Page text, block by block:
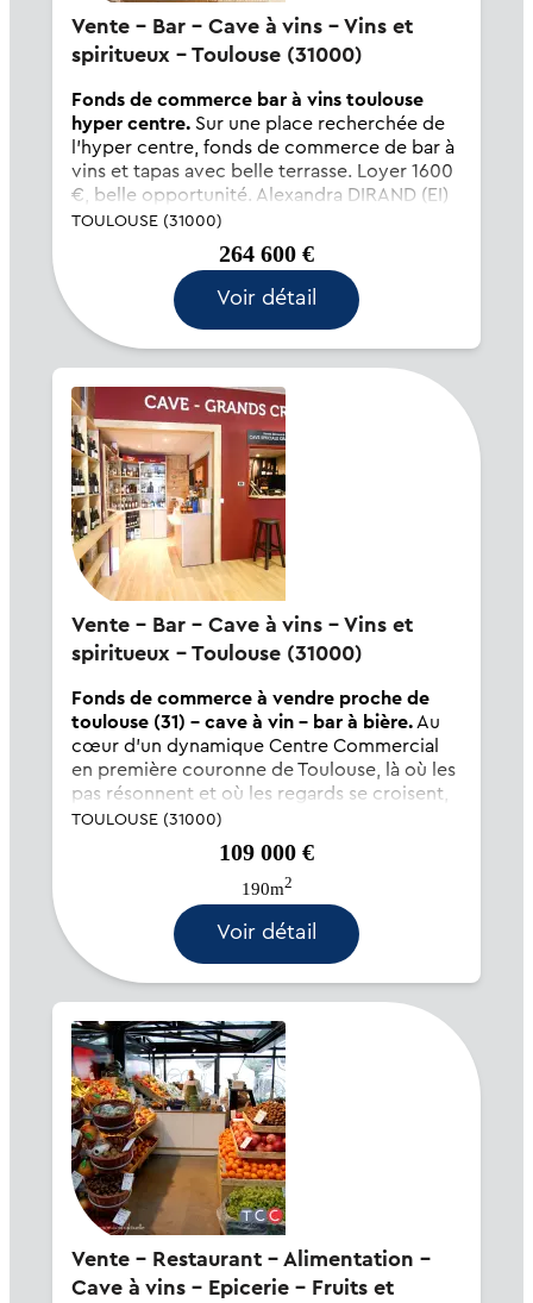
Vente - Bar - Cave à vins - Vins et
spiritueux - Toulouse (31000)
Fonds de commerce bar à vins toulouse
hyper centre.Sur une place recherchée de
l'hyper centre, fonds de commerce de bar à
vins et tapas avec belle terrasse. Loyer 1600
€, belle opportunité. Alexandra DIRAND (EI)
Agent Commercial - Numéro RSAC :
432205318 - Toulouse.
TOULOUSE (31000)
264 600 €
Voir détail
Vente - Bar - Cave à vins - Vins et
spiritueux - Toulouse (31000)
Fonds de commerce à vendre proche de
toulouse (31) - cave à vin - bar à bière.Au
cœur d'un dynamique Centre Commercial
en première couronne de Toulouse, là où les
pas résonnent et où les regards se croisent,
s'ouvre un lieu singulier, dédié aux plaisirs du
goût. Cette cave aux étagères généreuses et
son bar à bière où se mêlen...
TOULOUSE (31000)
109 000 €
190m2
Voir détail
Vente - Restaurant - Alimentation -
Cave à vins - Epicerie - Fruits et